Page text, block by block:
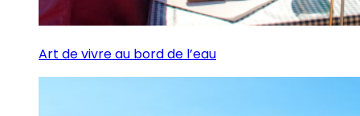
Art de vivre au bord de l’eau